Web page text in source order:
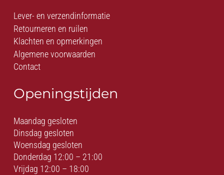
Lever- en verzendinformatie
Retourneren en ruilen
Klachten en opmerkingen
Algemene voorwaarden
Contact
Openingstijden
Maandag gesloten
Dinsdag gesloten
Woensdag gesloten
Donderdag 12:00 – 21:00
Vrijdag 12:00 – 18:00